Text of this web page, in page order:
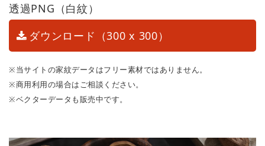
透過PNG（白紋）
ダウンロード（300 x 300）
※当サイトの家紋データはフリー素材ではありません。
※商用利用の場合はご相談ください。
※ベクターデータも販売中です。